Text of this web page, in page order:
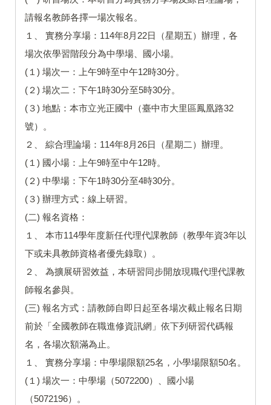
請報名教師各擇一場次報名。
１、 實務分享場：114年8月22日（星期五）辦理，各
場次依學習階段分為中學場、國小場。
(１) 場次一：上午9時至中午12時30分。
(２) 場次二：下午1時30分至5時30分。
(３) 地點：本市立光正國中（臺中市大里區鳳凰路32
號）。
２、 綜合理論場：114年8月26日（星期二）辦理。
(１) 國小場：上午9時至中午12時。
(２) 中學場：下午1時30分至4時30分。
(３) 辦理方式：線上研習。
(二) 報名資格：
１、 本市114學年度新任代理代課教師（教學年資3年以
下或未具教師資格者優先錄取）。
２、 為擴展研習效益，本研習同步開放現職代理代課教
師報名參與。
(三) 報名方式：請教師自即日起至各場次截止報名日期
前於「全國教師在職進修資訊網」依下列研習代碼報
名，各場次額滿為止。
１、 實務分享場：中學場限額25名，小學場限額50名。
(１) 場次一：中學場（5072200）、國小場
（5072196）。